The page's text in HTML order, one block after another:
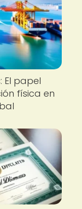
El papel
física en